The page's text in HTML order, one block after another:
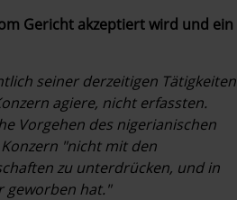
Gericht akzeptiert wird und ein
seiner derzeitigen Tätigkeiten
agiere, nicht erfassten.
Vorgehen des nigerianischen
"nicht mit den
zu unterdrücken, und in
geworben hat."